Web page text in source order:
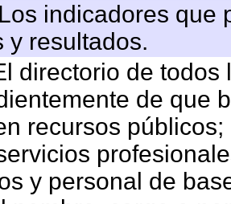
indicadores que
y resultados.
directorio de
de que
recursos
y personal de